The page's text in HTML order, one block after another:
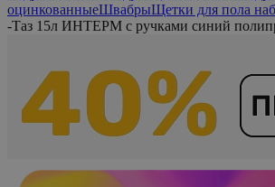
оцинкованныеШвабрыЩетки для пола
-Таз 15л ИНТЕРМ с ручками синий